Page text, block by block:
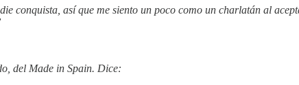
conquista, así que me siento un poco como un charlatán al
del Made in Spain. Dice: